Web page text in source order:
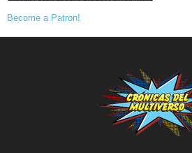
Become a Patron!